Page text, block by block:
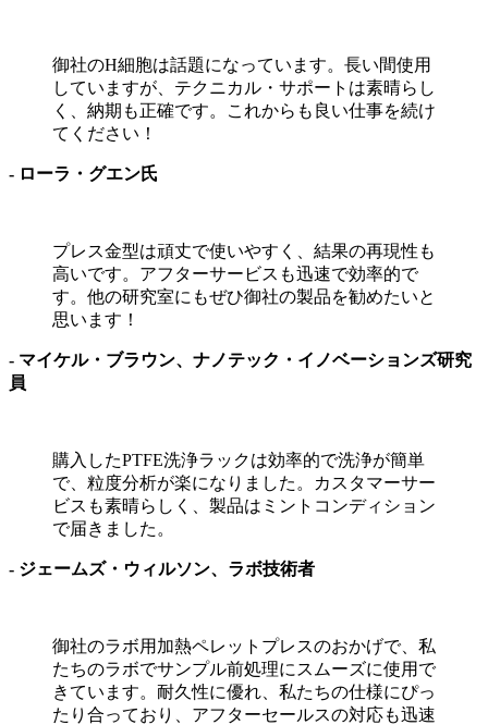
御社のH細胞は話題になっています。長い間使用
していますが、テクニカル・サポートは素晴らし
く、納期も正確です。これからも良い仕事を続け
てください！
- ローラ・グエン氏
プレス金型は頑丈で使いやすく、結果の再現性も
高いです。アフターサービスも迅速で効率的で
す。他の研究室にもぜひ御社の製品を勧めたいと
思います！
- マイケル・ブラウン、ナノテック・イノベーションズ研究
員
購入したPTFE洗浄ラックは効率的で洗浄が簡単
で、粒度分析が楽になりました。カスタマーサー
ビスも素晴らしく、製品はミントコンディション
で届きました。
- ジェームズ・ウィルソン、ラボ技術者
御社のラボ用加熱ペレットプレスのおかげで、私
たちのラボでサンプル前処理にスムーズに使用で
きています。耐久性に優れ、私たちの仕様にぴっ
たり合っており、アフターセールスの対応も迅速